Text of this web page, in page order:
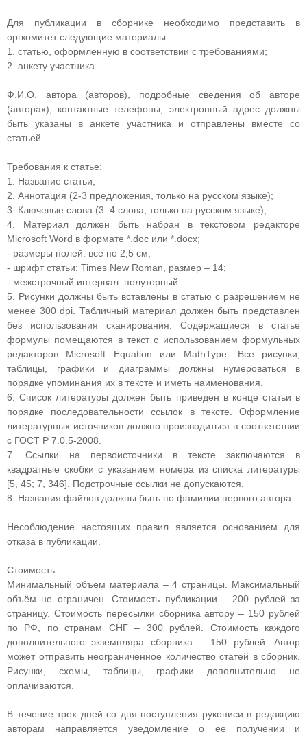
Для публикации в сборнике необходимо представить в
оргкомитет следующие материалы:
1. статью, оформленную в соответствии с требованиями;
2. анкету участника.
Ф.И.О. автора (авторов), подробные сведения об авторе
(авторах), контактные телефоны, электронный адрес должны
быть указаны в анкете участника и отправлены вместе со
статьей.
Требования к статье:
1. Название статьи;
2. Аннотация (2-3 предложения, только на русском языке);
3. Ключевые слова (3–4 слова, только на русском языке);
4. Материал должен быть набран в текстовом редакторе
Microsoft Word в формате *.doc или *.docx;
- размеры полей: все по 2,5 см;
- шрифт статьи: Times New Roman, размер – 14;
- межстрочный интервал: полуторный.
5. Рисунки должны быть вставлены в статью с разрешением не
менее 300 dpi. Табличный материал должен быть представлен
без использования сканирования. Содержащиеся в статье
формулы помещаются в текст с использованием формульных
редакторов Microsoft Equation или MathType. Все рисунки,
таблицы, графики и диаграммы должны нумероваться в
порядке упоминания их в тексте и иметь наименования.
6. Список литературы должен быть приведен в конце статьи в
порядке последовательности ссылок в тексте. Оформление
литературных источников должно производиться в соответствии
с ГОСТ Р 7.0.5-2008.
7. Ссылки на первоисточники в тексте заключаются в
квадратные скобки с указанием номера из списка литературы
[5, 45; 7, 346]. Подстрочные ссылки не допускаются.
8. Названия файлов должны быть по фамилии первого автора.
Несоблюдение настоящих правил является основанием для
отказа в публикации.
Стоимость
Минимальный объём материала – 4 страницы. Максимальный
объём не ограничен. Стоимость публикации – 200 рублей за
страницу. Стоимость пересылки сборника автору – 150 рублей
по РФ, по странам СНГ – 300 рублей. Стоимость каждого
дополнительного экземпляра сборника – 150 рублей. Автор
может отправить неограниченное количество статей в сборник.
Рисунки, схемы, таблицы, графики дополнительно не
оплачиваются.
В течение трех дней со дня поступления рукописи в редакцию
авторам направляется уведомление о ее получении и